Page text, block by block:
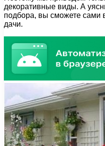
декоративные виды. А
подбора, вы сможете сами
дачи.